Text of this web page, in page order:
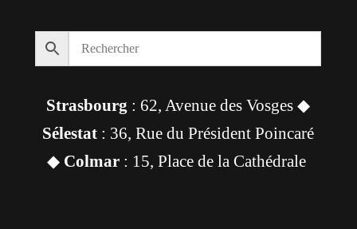
Strasbourg : 62, Avenue des Vosges ◆
Sélestat : 36, Rue du Président Poincaré
◆ Colmar: 15, Place de la Cathédrale